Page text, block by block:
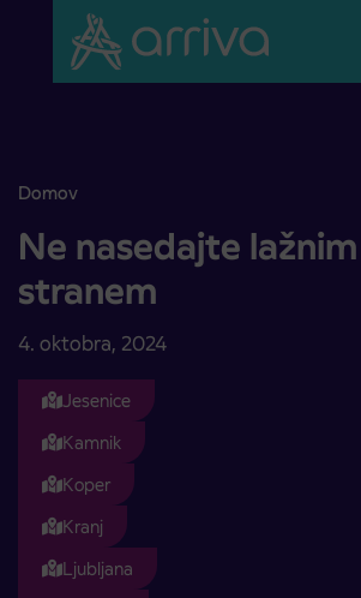
Skoči na vsebino
Domov
Ne nasedajte lažnim spletnim stranem
Ne nasedajte
stranem
4. oktobra, 2024
Jesenice
Kamnik
Koper
Kranj
Ljubljana